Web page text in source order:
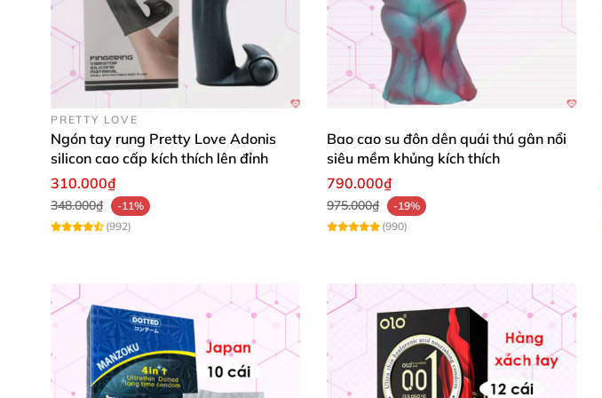
PRETTY LOVE
Ngón tay rung Pretty Love Adonis
silicon cao cấp kích thích lên đỉnh
310.000₫
348.000₫
-11%
(992)
Bao cao su đôn dên quái thú gân nổi
siêu mềm khủng kích thích
790.000₫
975.000₫
-19%
(990)